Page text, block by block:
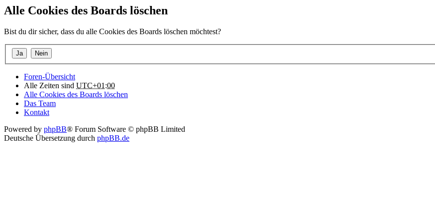
Alle Cookies des Boards löschen
Bist du dir sicher, dass du alle Cookies des Boards löschen möchtest?
Foren-Übersicht
Alle Zeiten sind UTC+01:00
Alle Cookies des Boards löschen
Das Team
Kontakt
Powered by phpBB® Forum Software © phpBB Limited
Deutsche Übersetzung durch phpBB.de